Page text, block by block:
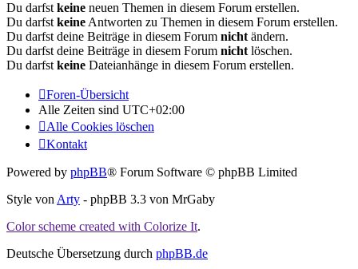
Du darfst keine neuen Themen in diesem Forum erstellen.
Du darfst keine Antworten zu Themen in diesem Forum erstellen.
Du darfst deine Beiträge in diesem Forum nicht ändern.
Du darfst deine Beiträge in diesem Forum nicht löschen.
Du darfst keine Dateianhänge in diesem Forum erstellen.
Foren-Übersicht
Alle Zeiten sind UTC+02:00
Alle Cookies löschen
Kontakt
Powered by phpBB® Forum Software © phpBB Limited
Style von Arty - phpBB 3.3 von MrGaby
Color scheme created with Colorize It.
Deutsche Übersetzung durch phpBB.de